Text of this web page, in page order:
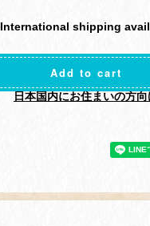
International shipping
Add to cart
日本国内にお住まいの方向